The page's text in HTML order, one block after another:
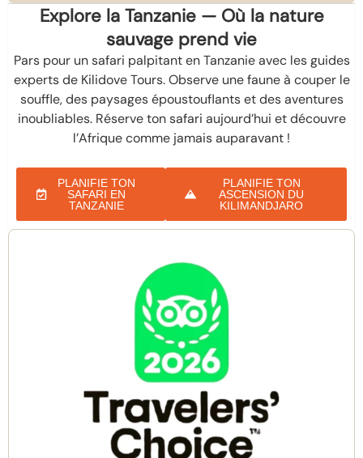
Explore la Tanzanie — Où la nature
sauvage prend vie
Pars pour un safari palpitant en Tanzanie avec les guides
experts de Kilidove Tours. Observe une faune à couper le
souffle, des paysages époustouflants et des aventures
inoubliables. Réserve ton safari aujourd’hui et découvre
l’Afrique comme jamais auparavant !
PLANIFIE TON
SAFARI EN
TANZANIE
PLANIFIE TON
ASCENSION DU
KILIMANDJARO